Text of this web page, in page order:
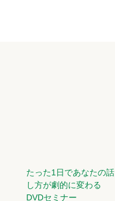
たった1日であなたの話
し方が劇的に変わる
DVDセミナー